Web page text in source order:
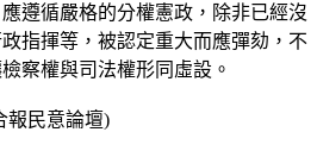
遵循嚴格的分權憲政，除非已經沒
指揮等，被認定重大而應彈劾，不
察權與司法權形同虛設。
報民意論壇)